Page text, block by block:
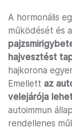
A hormonális
működését és
hajvesztést
hajkorona
Emellett az
velejárója
autoimmun
rendellenes